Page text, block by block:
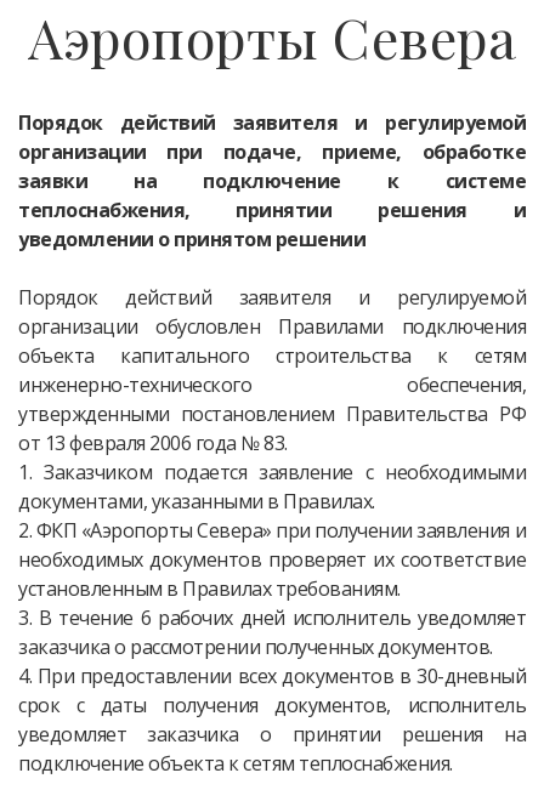
Аэропорты Севера
Порядок действий заявителя и регулируемой
организации при подаче, приеме, обработке
заявки на подключение к системе
теплоснабжения, принятии решения и
уведомлении о принятом решении
Порядок действий заявителя и регулируемой
организации обусловлен Правилами подключения
объекта капитального строительства к сетям
инженерно-технического обеспечения,
утвержденными постановлением Правительства РФ
от 13 февраля 2006 года № 83.
1. Заказчиком подается заявление с необходимыми
документами, указанными в Правилах.
2. ФКП «Аэропорты Севера» при получении заявления и
необходимых документов проверяет их соответствие
установленным в Правилах требованиям.
3. В течение 6 рабочих дней исполнитель уведомляет
заказчика о рассмотрении полученных документов.
4. При предоставлении всех документов в 30-дневный
срок с даты получения документов, исполнитель
уведомляет заказчика о принятии решения на
подключение объекта к сетям теплоснабжения.